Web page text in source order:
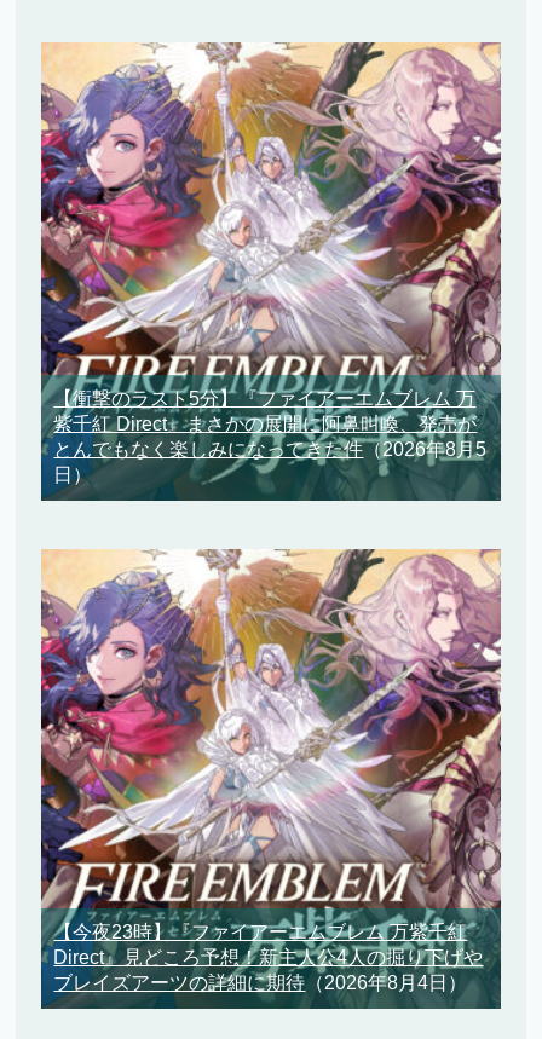
【衝撃のラスト5分】『ファイアーエムブレム 万
紫千紅 Direct』まさかの展開に阿鼻叫喚、発売が
とんでもなく楽しみになってきた件（2026年8月5
日）
【今夜23時】『ファイアーエムブレム 万紫千紅
Direct』見どころ予想！新主人公4人の掘り下げや
ブレイズアーツの詳細に期待 （2026年8月4日）